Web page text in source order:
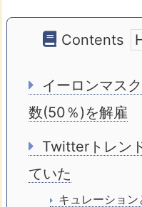
Contents
イーロンマス
数(50％)を解雇
Twitterトレン
ていた
キュレーション